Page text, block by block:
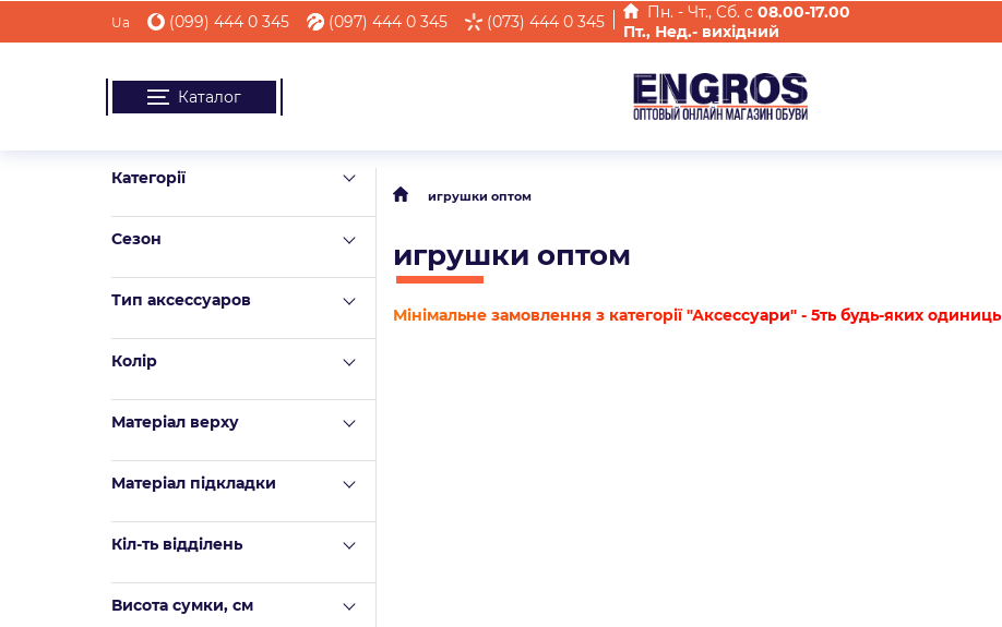
Ua (099) 444 0 345 (097) 444 0 345 (073) 444 0 345 Пн. - Чт., Cб. с 08.00-17.00
Пт., Нед.- вихідний
Каталог
Категорії
Сезон
Тип аксессуаров
Колір
Матеріал верху
Mатеріал підкладки
Кіл-ть відділень
Висота сумки, см
игрушки оптом
игрушки оптом
Мінімальне замовлення з категорії "Аксессуари" - 5ть будь-яких одиниць